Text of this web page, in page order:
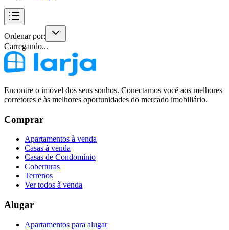
Ordenar por:
Carregando...
Encontre o imóvel dos seus sonhos. Conectamos você aos melhores
corretores e às melhores oportunidades do mercado imobiliário.
Comprar
Apartamentos à venda
Casas à venda
Casas de Condomínio
Coberturas
Terrenos
Ver todos à venda
Alugar
Apartamentos para alugar